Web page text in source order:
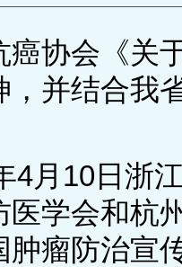
会《关于
，并结合我
10日浙江
医学会和杭
肿瘤防治宣